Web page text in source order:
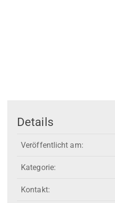
Details
Veröffentlicht am:
Kategorie:
Kontakt: